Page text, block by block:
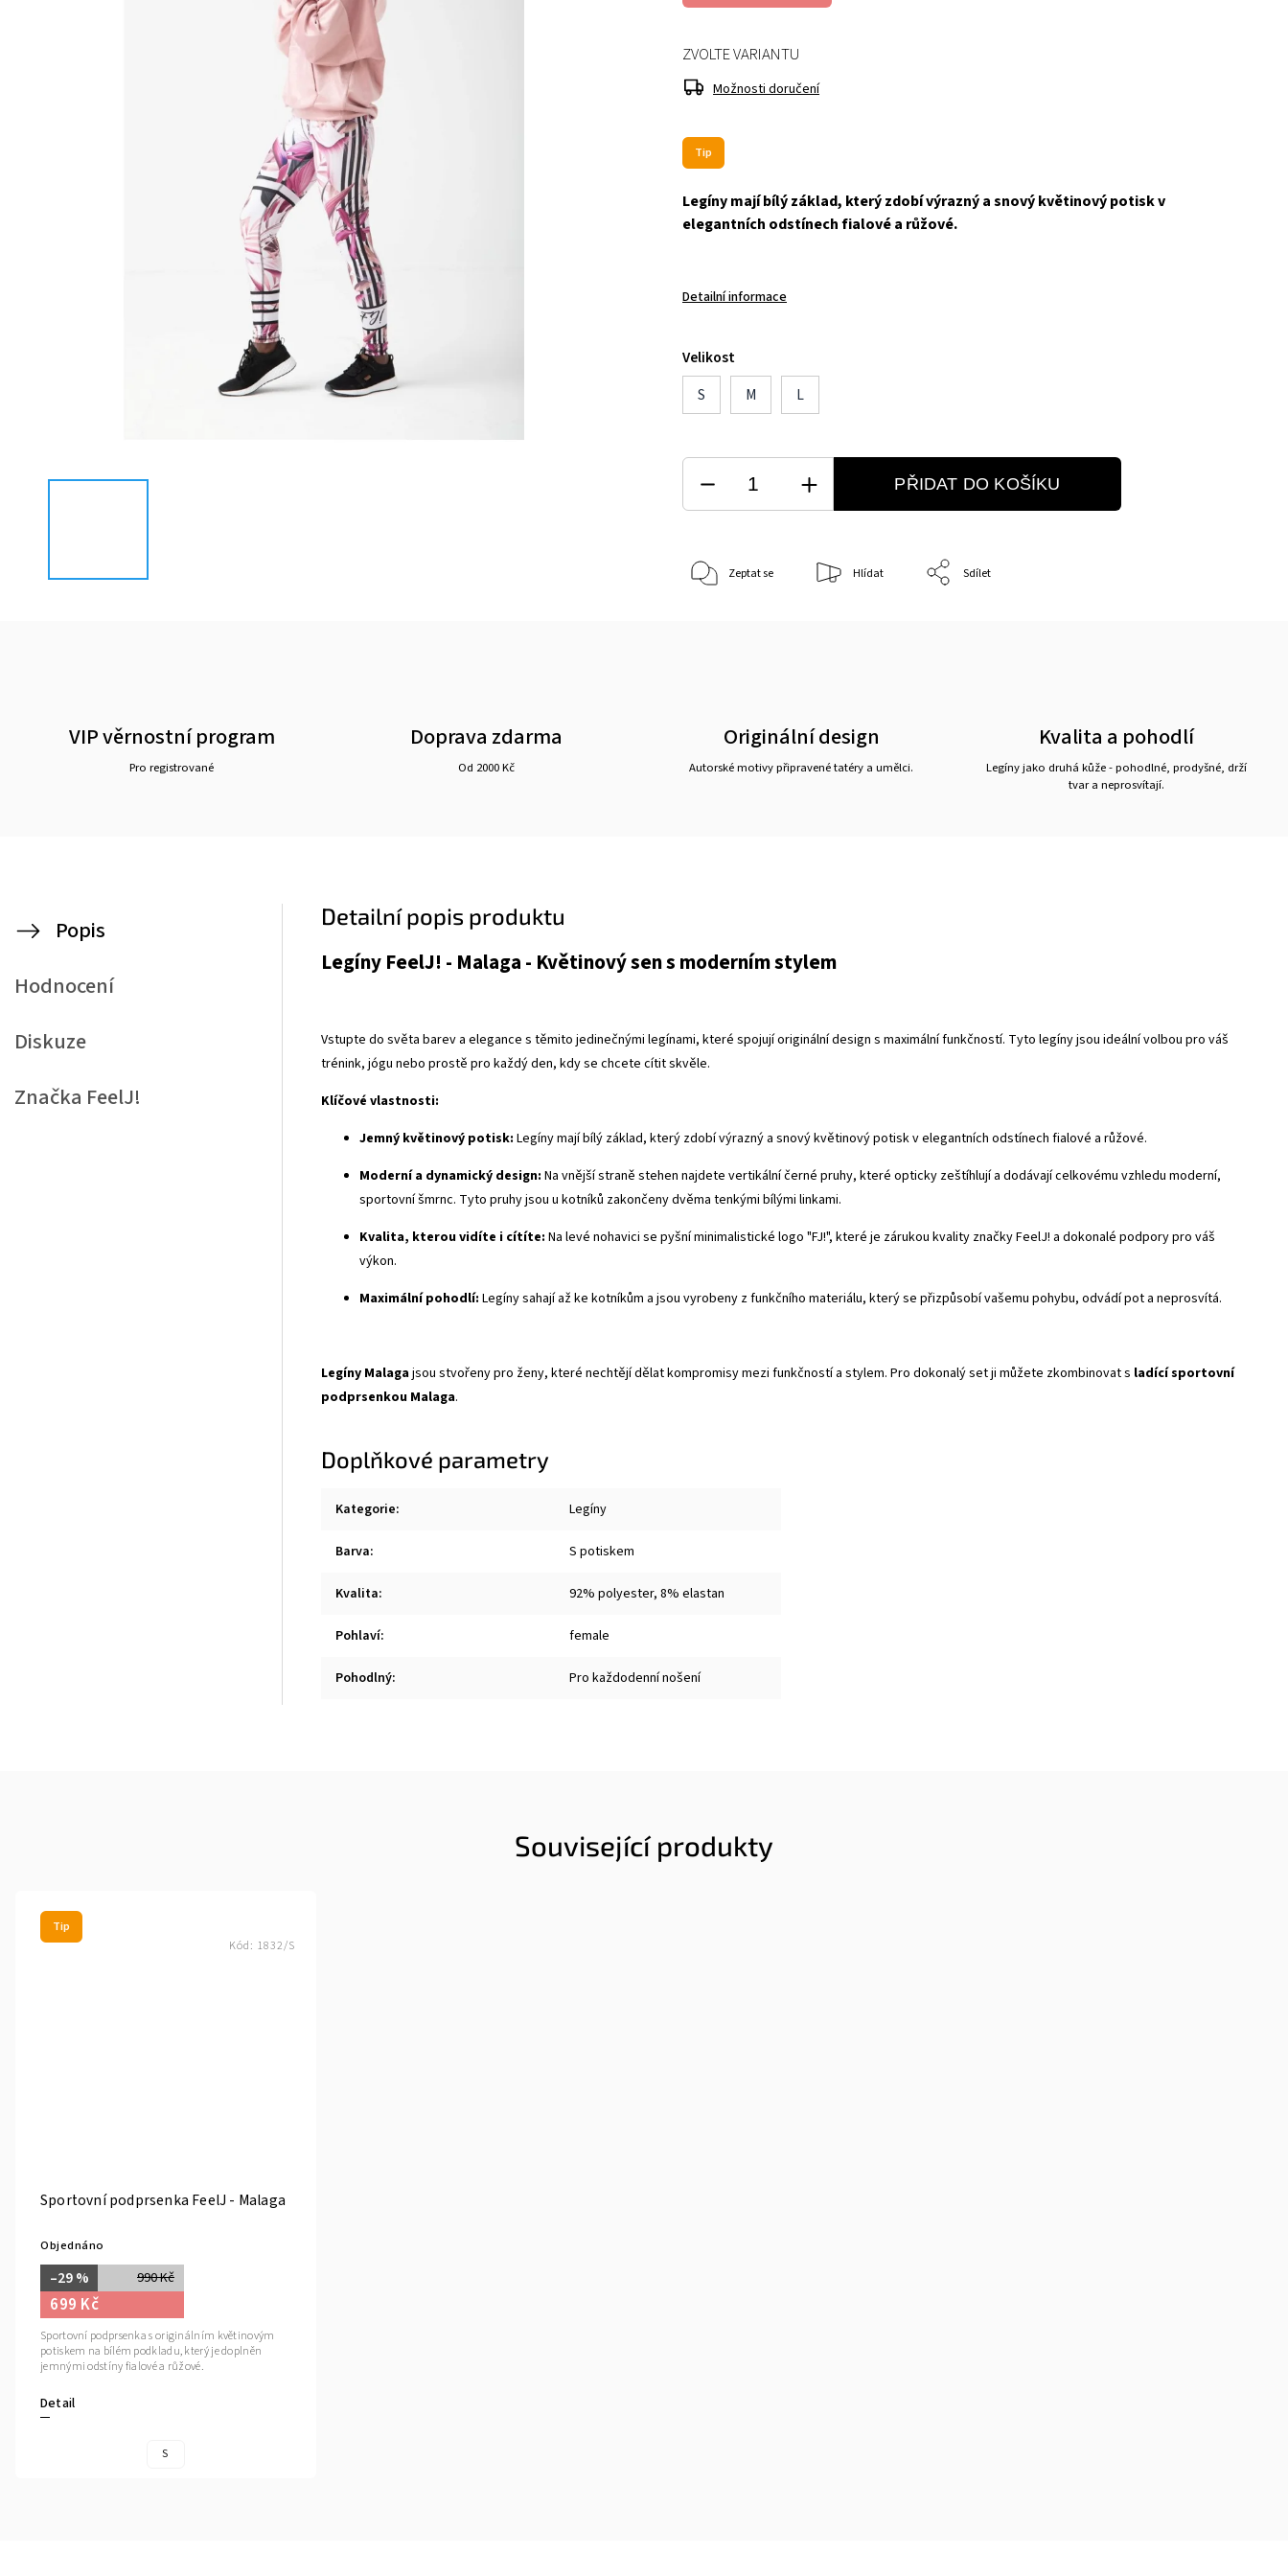
Tip
Legíny mají bílý základ, který zdobí výrazný a snový květinový potisk v
elegantních odstínech fialové a růžové.
Detailní informace
Velikost
S
M L
ZVOLTE VARIANTU
Možnosti doručení
PŘIDAT DO KOŠÍKU
Zeptat se Hlídat Sdílet
VIP věrnostní program
Pro registrované
Doprava zdarma
Od 2000 Kč
Originální design
Autorské motivy připravené tatéry a umělci.
Kvalita a pohodlí
Legíny jako druhá kůže - pohodlné, prodyšné, drží
tvar a neprosvítají.
Popis
Hodnocení
Diskuze
Značka FeelJ!
Detailní popis produktu
Legíny FeelJ! - Malaga - Květinový sen s moderním stylem
Vstupte do světa barev a elegance s těmito jedinečnými legínami, které spojují originální design s maximální funkčností. Tyto legíny jsou ideální volbou pro váš
trénink, jógu nebo prostě pro každý den, kdy se chcete cítit skvěle.
Klíčové vlastnosti:
Jemný květinový potisk: Legíny mají bílý základ, který zdobí výrazný a snový květinový potisk v elegantních odstínech fialové a růžové.
Moderní a dynamický design: Na vnější straně stehen najdete vertikální černé pruhy, které opticky zeštíhlují a dodávají celkovému vzhledu moderní,
sportovní šmrnc. Tyto pruhy jsou u kotníků zakončeny dvěma tenkými bílými linkami.
Kvalita, kterou vidíte i cítíte: Na levé nohavici se pyšní minimalistické logo "FJ!", které je zárukou kvality značky FeelJ! a dokonalé podpory pro váš
výkon.
Maximální pohodlí: Legíny sahají až ke kotníkům a jsou vyrobeny z funkčního materiálu, který se přizpůsobí vašemu pohybu, odvádí pot a neprosvítá.
Legíny Malagajsou stvořeny pro ženy, které nechtějí dělat kompromisy mezi funkčností a stylem. Pro dokonalý set ji můžete zkombinovat s ladící sportovní
podprsenkou Malaga.
Doplňkové parametry
Kategorie: Legíny
Barva: S potiskem
Kvalita: 92% polyester, 8% elastan
Pohlaví: female
Pohodlný: Pro každodenní nošení
Související produkty
Tip
Sportovní podprsenka FeelJ - Malaga
Objednáno
990 Kč
–29 %
699 Kč
Detail
Sportovní podprsenka s originálním květinovým
potiskem na bílém podkladu, který je doplněn
jemnými odstíny fialové a růžové.
S
Kód: 1832/S